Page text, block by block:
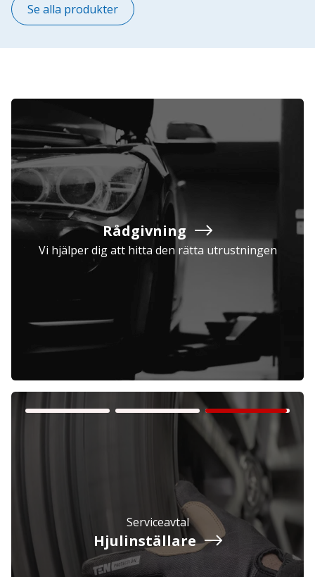
Exkl. moms
Privatperson
Se alla produkter
Rådgivning
Vi hjälper dig att hitta den rätta utrustningen
Serviceavtal
Verkstad